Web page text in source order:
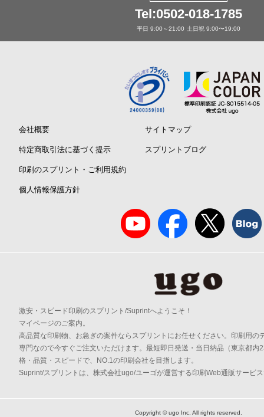
Tel:0502-018-1785
平日 9:00～21:00 土日祝 9:00〜19:00
会社概要
特定商取引法に基づく提示
印刷のスプリント・ご利用規約
個人情報保護方針
サイトマップ
スプリントブログ
激安・スピード印刷のスプリント/Suprintへようこそ！
マイページのご案内。
高品質な印刷物、お急ぎの案件ならスプリントにお任せください。印刷用の
専門なので今すぐご注文いただけます。最短即日発送・当日納品（東京都内
格・品質・スピードで、NO.1の印刷会社を目指します。
Suprint/スプリントは、株式会社ugo/ユーゴが運営する印刷Web通販サービ
Copyright © ugo Inc. All rights reserved.